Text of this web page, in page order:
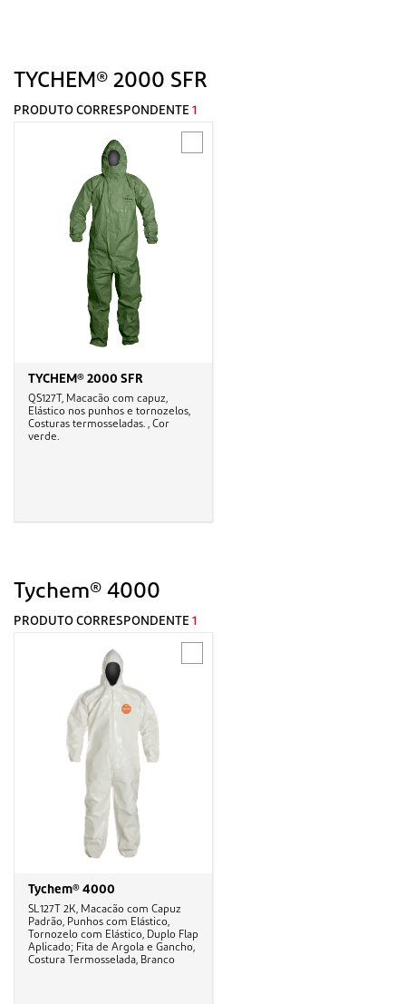
TYCHEM® 2000 SFR
PRODUTO CORRESPONDENTE 1
TYCHEM® 2000 SFR
QS127T, Macacão com capuz,
Elástico nos punhos e tornozelos,
Costuras termosseladas. , Cor
verde.
Tychem® 4000
PRODUTO CORRESPONDENTE 1
Tychem® 4000
SL127T 2K, Macacão com Capuz
Padrão, Punhos com Elástico,
Tornozelo com Elástico, Duplo Flap
Aplicado; Fita de Argola e Gancho,
Costura Termosselada, Branco